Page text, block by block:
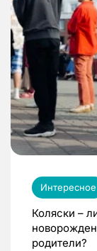
Интересное
Коляски –
родители?